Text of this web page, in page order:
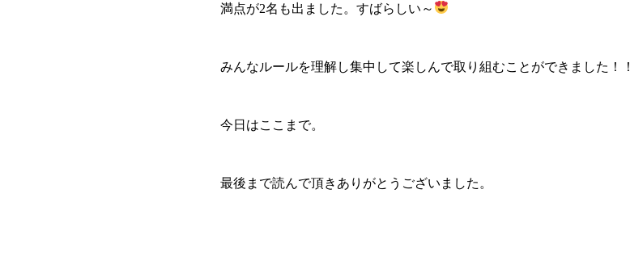
満点が2名も出ました。すばらしい～
みんなルールを理解し集中して楽しんで取り組むことができました！！
今日はここまで。
最後まで読んで頂きありがとうございました。